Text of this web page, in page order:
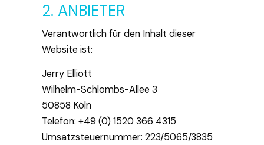
2. ANBIETER
Verantwortlich für den Inhalt dieser
Website ist:
Jerry Elliott
Wilhelm-Schlombs-Allee 3
50858 Köln
Telefon: +49 (0) 1520 366 4315
Umsatzsteuernummer: 223/5065/3835